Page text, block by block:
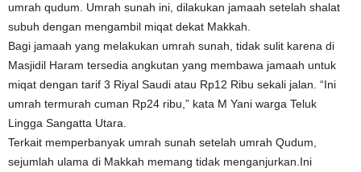
umrah qudum. Umrah sunah ini, dilakukan jamaah setelah shalat
subuh dengan mengambil miqat dekat Makkah.
Bagi jamaah yang melakukan umrah sunah, tidak sulit karena di
Masjidil Haram tersedia angkutan yang membawa jamaah untuk
miqat dengan tarif 3 Riyal Saudi atau Rp12 Ribu sekali jalan. “Ini
umrah termurah cuman Rp24 ribu,” kata M Yani warga Teluk
Lingga Sangatta Utara.
Terkait memperbanyak umrah sunah setelah umrah Qudum,
sejumlah ulama di Makkah memang tidak menganjurkan.Ini